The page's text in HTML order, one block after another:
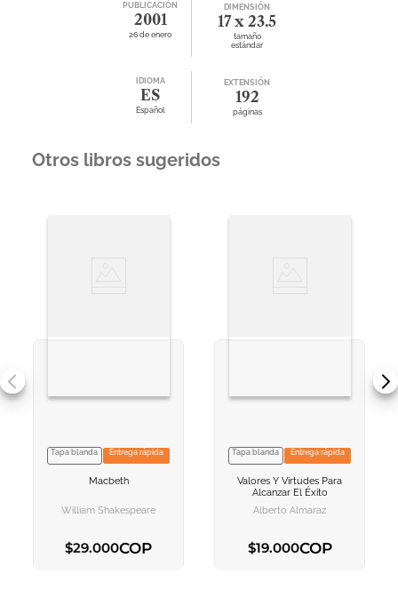
PUBLICACIÓN
2001
26 de enero
DIMENSIÓN
17 x 23.5
tamaño
estándar
IDIOMA
ES
Español
EXTENSIÓN
192
páginas
Otros libros sugeridos
VER INFORMACION
Tapa blanda Entrega rápida
Macbeth
William Shakespeare
$29.000COP
VER INFORMACION
AGREGAR AL
Tapa blanda Entrega rápida
Valores Y Virtudes Para
Alcanzar El Éxito
Alberto Almaraz
$19.000COP